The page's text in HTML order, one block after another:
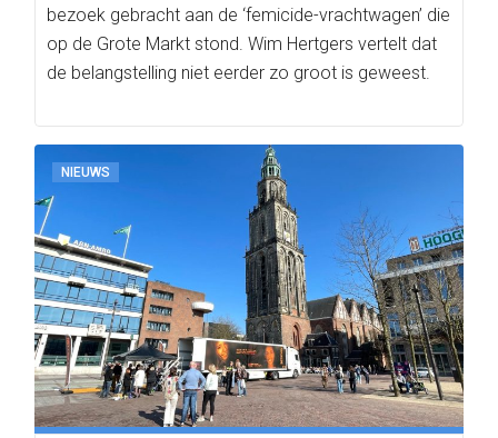
bezoek gebracht aan de ‘femicide-vrachtwagen’ die
op de Grote Markt stond. Wim Hertgers vertelt dat
de belangstelling niet eerder zo groot is geweest.
NIEUWS